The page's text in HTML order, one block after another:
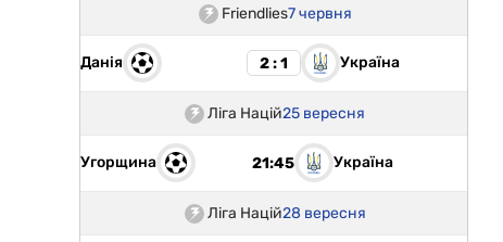
Friendlies7 червня
Данія 2 : 1 Україна
Ліга Націй25 вересня
Угорщина 21:45 Україна
Ліга Націй28 вересня